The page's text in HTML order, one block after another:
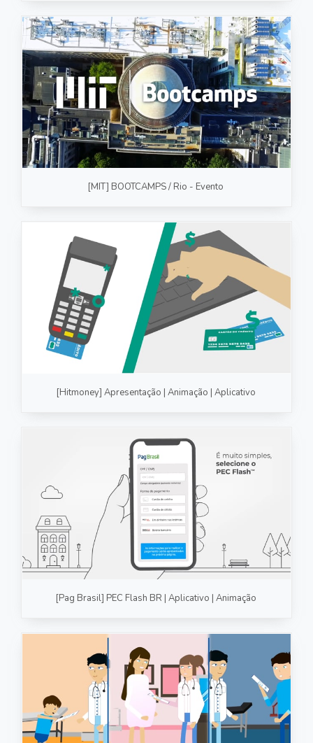
[MIT] BOOTCAMPS / Rio - Evento
[Hitmoney] Apresentação | Animação | Aplicativo
[Pag Brasil] PEC Flash BR | Aplicativo | Animação